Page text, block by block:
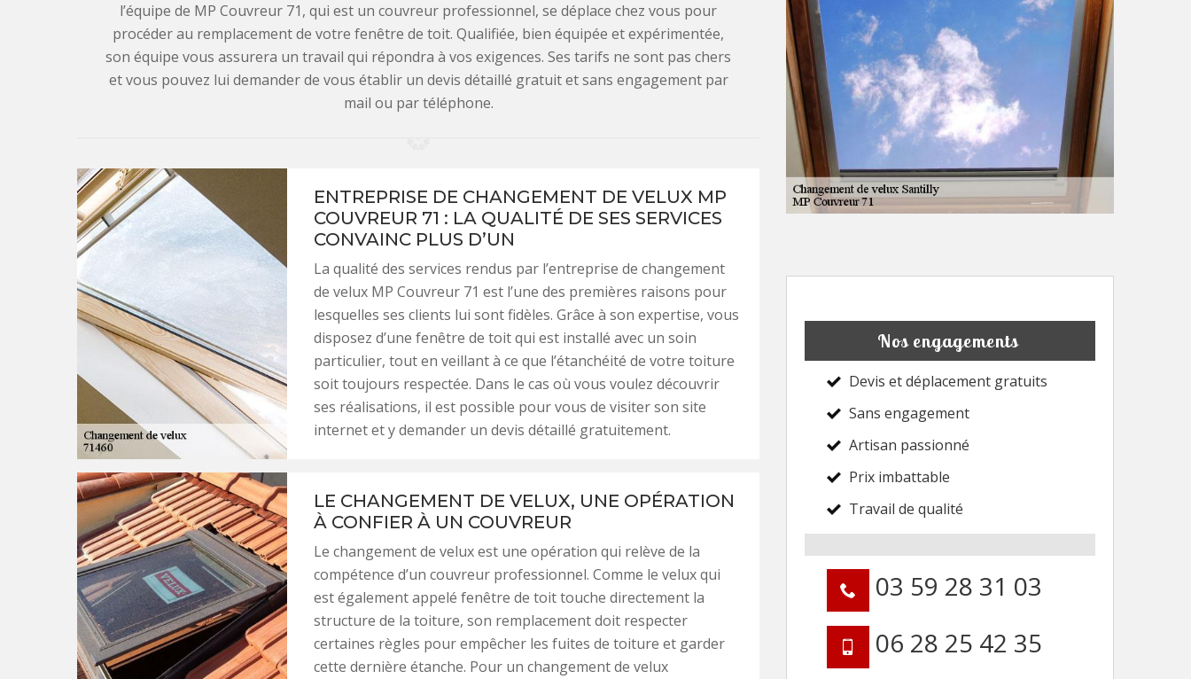
l’équipe de MP Couvreur 71, qui est un couvreur professionnel, se déplace chez vous pour
procéder au remplacement de votre fenêtre de toit. Qualifiée, bien équipée et expérimentée,
son équipe vous assurera un travail qui répondra à vos exigences. Ses tarifs ne sont pas chers
et vous pouvez lui demander de vous établir un devis détaillé gratuit et sans engagement par
mail ou par téléphone.
ENTREPRISE DE CHANGEMENT DE VELUX MP
COUVREUR 71 : LA QUALITÉ DE SES SERVICES
CONVAINC PLUS D’UN
La qualité des services rendus par l’entreprise de changement
de velux MP Couvreur 71 est l’une des premières raisons pour
lesquelles ses clients lui sont fidèles. Grâce à son expertise, vous
disposez d’une fenêtre de toit qui est installé avec un soin
particulier, tout en veillant à ce que l’étanchéité de votre toiture
soit toujours respectée. Dans le cas où vous voulez découvrir
ses réalisations, il est possible pour vous de visiter son site
internet et y demander un devis détaillé gratuitement.
LE CHANGEMENT DE VELUX, UNE OPÉRATION
À CONFIER À UN COUVREUR
Le changement de velux est une opération qui relève de la
compétence d’un couvreur professionnel. Comme le velux qui
est également appelé fenêtre de toit touche directement la
structure de la toiture, son remplacement doit respecter
certaines règles pour empêcher les fuites de toiture et garder
cette dernière étanche. Pour un changement de velux
Nos engagements
Devis et déplacement gratuits
Sans engagement
Artisan passionné
Prix imbattable
Travail de qualité
03 59 28 31 03
06 28 25 42 35